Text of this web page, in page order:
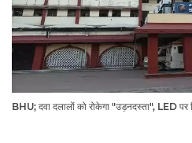
BHU; दवा दलालों को रोकेगा "उड़नदस्ता", LED पर